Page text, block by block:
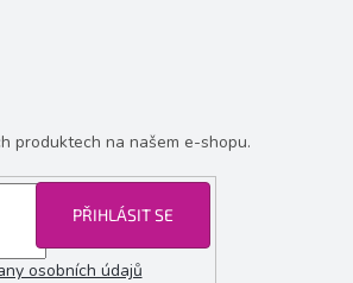
produktech na našem e-shopu.
osobních údajů
PŘIHLÁSIT SE